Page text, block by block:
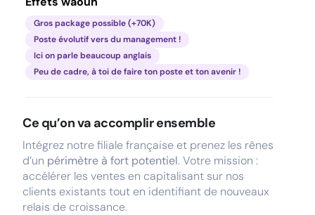
Gros package possible (+70K)
Poste évolutif vers du management !
Ici on parle beaucoup anglais
Peu de cadre, à toi de faire ton poste et ton avenir !
Ce qu’on va accomplir ensemble
Intégrez notre filiale française et prenez les rênes
d’un périmètre à fort potentiel. Votre mission :
accélérer les ventes en capitalisant sur nos
clients existants tout en identifiant de nouveaux
relais de croissance.